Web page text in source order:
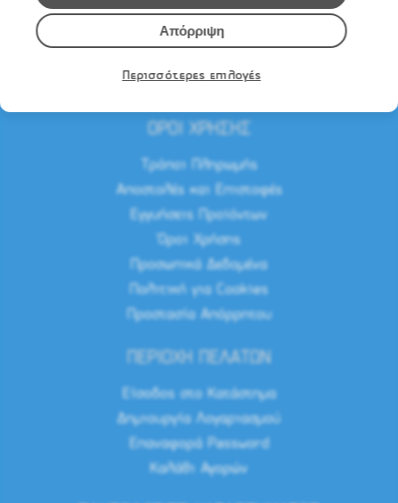
ΕΤΑΙΡΙΚΗ ΤΑΥΤΟΤΗΤΑ
Επικοινωνία
ΟΡΟΙ ΧΡΗΣΗΣ
Τρόποι Πληρωμής
Αποστολές και Επιστοφές
Εγγυήσεις Προϊόντων
Όροι Χρήσης
Προσωπικά Δεδομένα
Πολιτική για Cookies
Προστασία Απόρρητου
ΠΕΡΙΟΧΗ ΠΕΛΑΤΩΝ
Είσοδος στο Κατάστημα
Δημιουργία Λογαριασμού
Επαναφορά Password
Καλάθι Αγορών
Απόρριψη
Περισσότερες επιλογές